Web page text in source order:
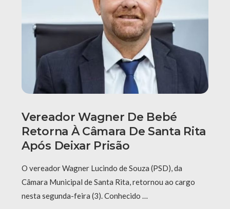
Vereador Wagner De Bebé
Retorna À Câmara De Santa Rita
Após Deixar Prisão
O vereador Wagner Lucindo de Souza (PSD), da
Câmara Municipal de Santa Rita, retornou ao cargo
nesta segunda-feira (3). Conhecido …